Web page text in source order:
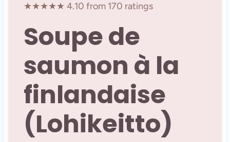
★★★★★ 4.10 from 170 ratings
Soupe de
saumon à la
finlandaise
(Lohikeitto)